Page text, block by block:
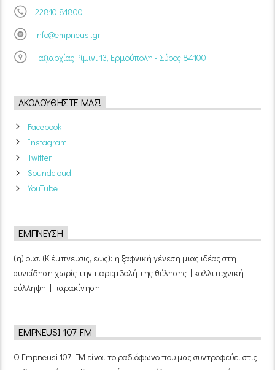
22810 81800
info@empneusi.gr
Ταξιαρχίας Ρίμινι 13, Ερμούπολη - Σύρος 84100
ΑΚΟΛΟΥΘΉΣΤΕ ΜΑΣ!
Facebook
Instagram
Twitter
Soundcloud
YouTube
ΈΜΠΝΕΥΣΗ
(η) ουσ. (Κ έμπνευσις, εως): η ξαφνική γένεση μιας ιδέας στη
συνείδηση χωρίς την παρεμβολή της θέλησης | καλλιτεχνική
σύλληψη | παρακίνηση
EMPNEUSI 107 FM
Ο Empneusi 107 FM είναι το ραδιόφωνο που μας συντροφεύει στις